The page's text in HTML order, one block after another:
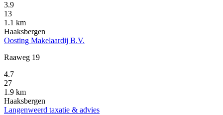
3.9
13
1.1 km
Haaksbergen
Oosting Makelaardij B.V.
Raaweg 19
4.7
27
1.9 km
Haaksbergen
Langenweerd taxatie & advies